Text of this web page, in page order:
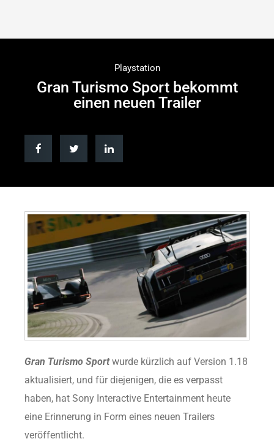
Playstation
Gran Turismo Sport bekommt
einen neuen Trailer
Gran Turismo Sportwurde kürzlich auf Version 1.18
aktualisiert, und für diejenigen, die es verpasst
haben, hat Sony Interactive Entertainment heute
eine Erinnerung in Form eines neuen Trailers
veröffentlicht.